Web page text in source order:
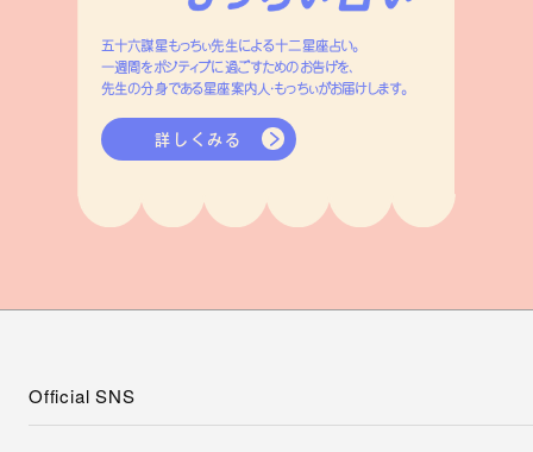
五十六謀星もっちぃ先生による十二星座占い。
一週間をポジティブに過ごすためのお告げを、
先生の分身である星座案内人・もっちぃがお届けします。
詳しくみる
Official SNS